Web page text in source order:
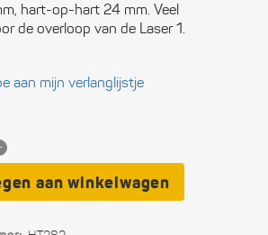
hart-op-hart 24 mm. Veel
de overloop van de Laser 1.
aan mijn verlanglijstje
aan winkelwagen